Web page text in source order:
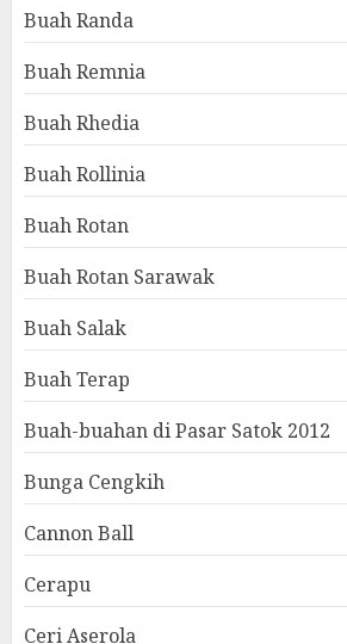
Buah Randa
Buah Remnia
Buah Rhedia
Buah Rollinia
Buah Rotan
Buah Rotan Sarawak
Buah Salak
Buah Terap
Buah-buahan di Pasar Satok 2012
Bunga Cengkih
Cannon Ball
Cerapu
Ceri Aserola